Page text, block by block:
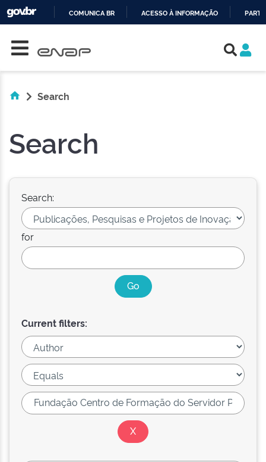
COMUNICA BR ACESSO À INFORMAÇÃO
Search
Search
Search:
for
Current filters: